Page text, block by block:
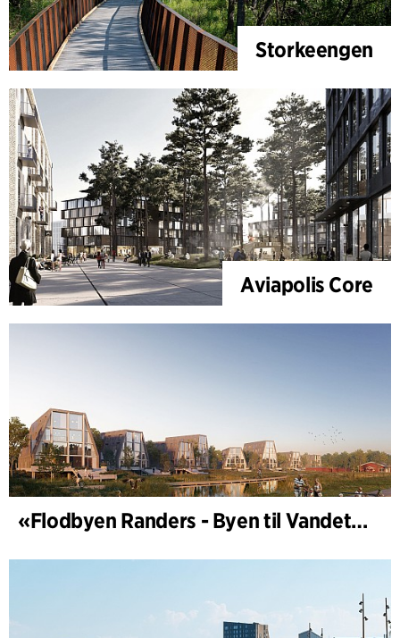
Storkeengen
Aviapolis Core
«Flodbyen Randers - Byen til Vandet» (utviklingsplan)